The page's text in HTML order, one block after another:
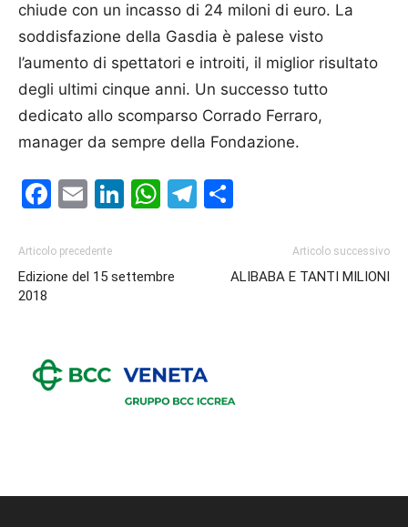
chiude con un in­casso di 24 miloni di euro. La
soddisfazione della Gasdia è palese visto
l’aumento di spettatori e introiti, il miglior risultato
degli ultimi cinque anni. Un successo tutto
dedicato allo scomparso Cor­rado Ferraro,
manager da sempre della Fon­dazione.
Facebook
EmailLinkedIn
WhatsApp
Telegram
Articolo precedente
Edizione del 15 settembre
2018
Articolo successivo
ALIBABA E TANTI MILIONI